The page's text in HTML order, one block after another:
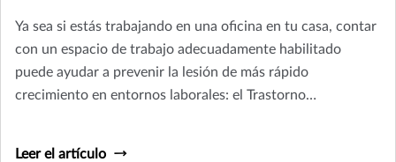
Ya sea si estás trabajando en una oficina en tu casa, contar
con un espacio de trabajo adecuadamente habilitado
puede ayudar a prevenir la lesión de más rápido
crecimiento en entornos laborales: el Trastorno
Leer el artículo